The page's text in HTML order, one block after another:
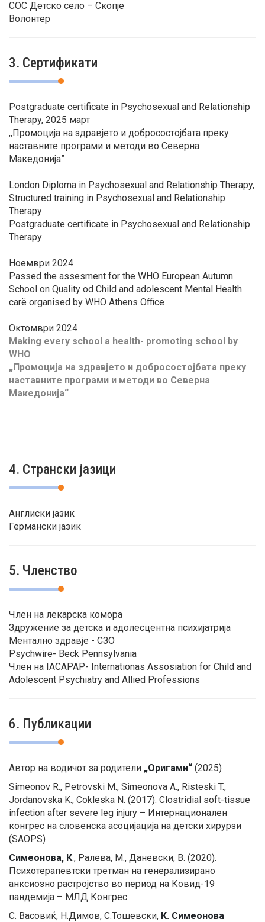
СОС Детско село – Скопје
Волонтер
3. Сертификати
Postgraduate certificate in Psychosexual and Relationship
Therapy, 2025 март
,,Промоција на здравјето и добросостојбата преку
наставните програми и методи во Северна
Македонија”
London Diploma in Psychosexual and Relationship Therapy,
Structured training in Psychosexual and Relationship
Therapy
Postgraduate certificate in Psychosexual and Relationship
Therapy
Ноември 2024
Passed the assesment for the WHO European Autumn
School on Quality od Child and adolescent Mental Health
carë organised by WHO Athens Office
Октомври 2024
Making every school a health- promoting school by
WHO
„Промоција на здравјето и добросостојбата преку
наставните програми и методи во Северна
Македонија“
4. Странски јазици
Англиски јазик
Германски јазик
5. Членство
Член на лекарска комора
Здружение за детска и адолесцентна психијатрија
Ментално здравје - СЗО
Psychwire- Beck Pennsylvania
Член на IACAPAP- Internationas Assosiation for Child and
Adolescent Psychiatry and Allied Professions
6. Публикации
Автор на водичот за родители „Оригами“ (2025)
Simeonov R., Petrovski M., Simeonova A., Risteski T.,
Jordanovska K., Cokleska N. (2017). Clostridial soft-tissue
infection after severe leg injury – Интернационален
конгрес на словенска асоцијација на детски хирурзи
(SAOPS)
Симеонова, К., Ралева, М., Даневски, В. (2020).
Психотерапевтски третман на генерализирано
анксиозно растројство во период на Ковид-19
пандемија – МЛД Конгрес
С. Васовиќ, Н.Димов, С.Тошевски, К. Симеонова